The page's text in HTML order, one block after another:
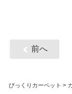
前へ
びっくりカーペット >